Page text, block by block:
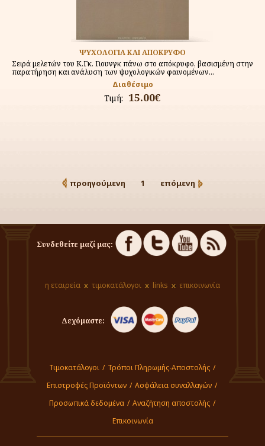
ΨΥΧΟΛΟΓΙΑ ΚΑΙ ΑΠΟΚΡΥΦΟ
Σειρά μελετών του Κ.Γκ. Γιουνγκ πάνω στο απόκρυφο, βασισμένη στην
παρατήρηση και ανάλυση των ψυχολογικών φαινομένων...
Διαθέσιμο
Τιμή: 15.00€
προηγούμενη 1 επόμενη
Συνδεθείτε μαζί μας:
η εταιρεία τιμοκατάλογοι links επικοινωνία
Δεχόμαστε:
Τιμοκατάλογοι / Τρόποι Πληρωμής-Αποστολής /
Επιστροφές Προϊόντων / Ασφάλεια συναλλαγών /
Προσωπικά δεδομένα / Αναζήτηση αποστολής /
Επικοινωνία